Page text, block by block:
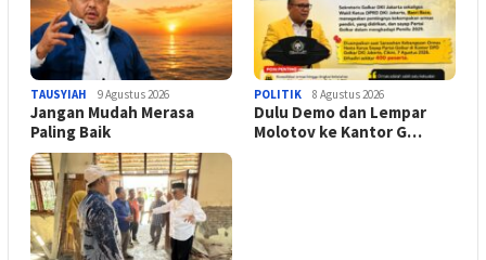
TAUSYIAH 9 Agustus 2026
Jangan Mudah Merasa
Paling Baik
POLITIK 8 Agustus 2026
Dulu Demo dan Lempar
Molotov ke Kantor G…